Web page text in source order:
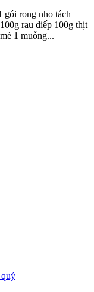
gói rong nho tách
rau diếp 100g thịt
1 muỗng...